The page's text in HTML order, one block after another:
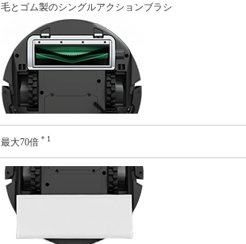
毛とゴム製のシングルアクションブラシ
最大70倍 ＊1